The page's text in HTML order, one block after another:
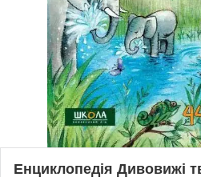
Енциклопедія Дивовижі